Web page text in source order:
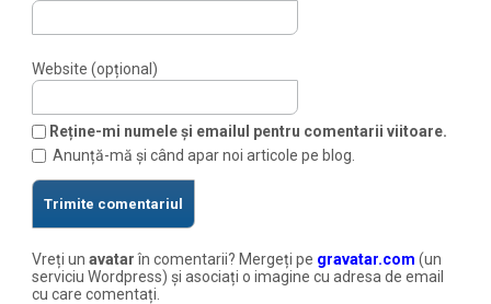
Website (opțional)
Reține-mi numele și emailul pentru comentarii viitoare.
Anunță-mă și când apar noi articole pe blog.
Vreți unavatarîn comentarii? Mergeți pe gravatar.com (un
serviciu Wordpress) și asociați o imagine cu adresa de email
cu care comentați.